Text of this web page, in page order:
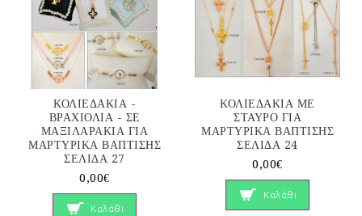
ΚΟΛΙΕΔΑΚΙΑ -
ΒΡΑΧΙΟΛΙΑ - ΣΕ
ΜΑΞΙΛΑΡΑΚΙΑ ΓΙΑ
ΜΑΡΤΥΡΙΚΑ ΒΑΠΤΙΣΗΣ
ΣΕΛΙΔΑ 27
0,00€
Καλάθι
ΚΟΛΙΕΔΑΚΙΑ ΜΕ
ΣΤΑΥΡΟ ΓΙΑ
ΜΑΡΤΥΡΙΚΑ ΒΑΠΤΙΣΗΣ
ΣΕΛΙΔΑ 24
0,00€
Καλάθι